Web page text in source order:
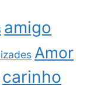
amigo
Amor
carinho